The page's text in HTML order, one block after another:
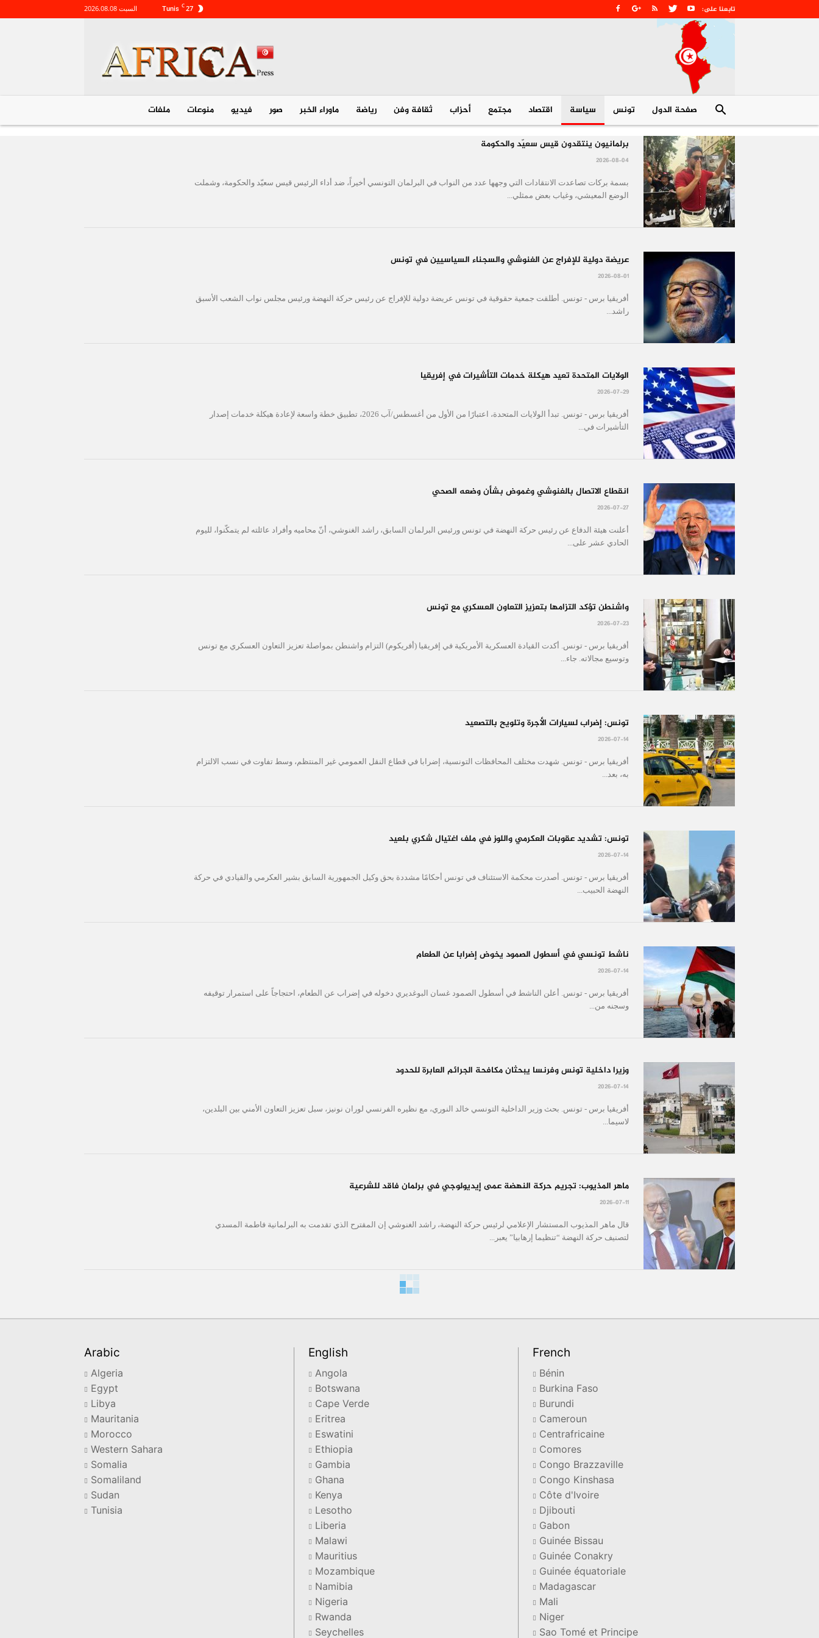
27
C
Tunis السبت 2026.08.08
صفحة الدول تونس سیاسة اقتصاد مجتمع أحزاب ثقافة وفن رياضة ماوراء الخبر صور فیديو منوعات ملفات
برلمانيون ينتقدون قيس سعيّد والحكومة
2026-08-04
بسمة بركات تصاعدت الانتقادات التي وجهها عدد من النواب في البرلمان التونسي أخيراً، ضد أداء الرئيس قيس سعيّد والحكومة، وشملت
الوضع المعيشي، وغياب بعض ممثلي...
عريضة دولية للإفراج عن الغنوشي والسجناء السياسيين في تونس
2026-08-01
أفريقيا برس - تونس. أطلقت جمعية حقوقية في تونس عريضة دولية للإفراج عن رئيس حركة النهضة ورئيس مجلس نواب الشعب الأسبق
راشد...
الولايات المتحدة تعيد هيكلة خدمات التأشيرات في إفريقيا
2026-07-29
أفريقيا برس - تونس. تبدأ الولايات المتحدة، اعتبارًا من الأول من أغسطس/آب 2026، تطبيق خطة واسعة لإعادة هيكلة خدمات إصدار
التأشيرات في...
انقطاع الاتصال بالغنوشي وغموض بشأن وضعه الصحي
2026-07-27
أعلنت هيئة الدفاع عن رئيس حركة النهضة في تونس ورئيس البرلمان السابق، راشد الغنوشي، أنّ محاميه وأفراد عائلته لم يتمكّنوا، لليوم
الحادي عشر على...
واشنطن تؤكد التزامها بتعزيز التعاون العسكري مع تونس
2026-07-23
أفريقيا برس - تونس. أكدت القيادة العسكرية الأمريكية في إفريقيا (أفريكوم) التزام واشنطن بمواصلة تعزيز التعاون العسكري مع تونس
وتوسيع مجالاته. جاء...
تونس: إضراب لسيارات الأجرة وتلويح بالتصعيد
2026-07-14
أفريقيا برس - تونس. شهدت مختلف المحافظات التونسية، إضرابا في قطاع النقل العمومي غير المنتظم، وسط تفاوت في نسب الالتزام
به، بعد...
تونس: تشديد عقوبات العكرمي واللوز في ملف اغتيال شكري بلعيد
2026-07-14
أفريقيا برس - تونس. أصدرت محكمة الاستئناف في تونس أحكامًا مشددة بحق وكيل الجمهورية السابق بشير العكرمي والقيادي في حركة
النهضة الحبيب...
ناشط تونسي في أسطول الصمود يخوض إضرابا عن الطعام
2026-07-14
أفريقيا برس - تونس. أعلن الناشط في أسطول الصمود غسان البوغديري دخوله في إضراب عن الطعام، احتجاجاً على استمرار توقيفه
وسجنه من...
وزيرا داخلية تونس وفرنسا يبحثان مكافحة الجرائم العابرة للحدود
2026-07-14
أفريقيا برس - تونس. بحث وزير الداخلية التونسي خالد النوري، مع نظيره الفرنسي لوران نونيز، سبل تعزيز التعاون الأمني بين البلدين،
لاسيما...
ماهر المذيوب: تجريم حركة النهضة عمى إيديولوجي في برلمان فاقد للشرعية
2026-07-11
قال ماهر المذيوب المستشار الإعلامي لرئيس حركة النهضة، راشد الغنوشي إن المقترح الذي تقدمت به البرلمانية فاطمة المسدي
لتصنيف حركة النهضة “تنظيما إرهابيا” يعبر...
Arabic
Algeria
Egypt
Libya
Mauritania
Morocco
Western Sahara
Somalia
Somaliland
Sudan
Tunisia
English
Angola
Botswana
Cape Verde
Eritrea
Eswatini
Ethiopia
Gambia
Ghana
Kenya
Lesotho
Liberia
Malawi
Mauritius
Mozambique
Namibia
Nigeria
Rwanda
Seychelles
French
Bénin
Burkina Faso
Burundi
Cameroun
Centrafricaine
Comores
Congo Brazzaville
Congo Kinshasa
Côte d'Ivoire
Djibouti
Gabon
Guinée Bissau
Guinée Conakry
Guinée équatoriale
Madagascar
Mali
Niger
Sao Tomé et Principe